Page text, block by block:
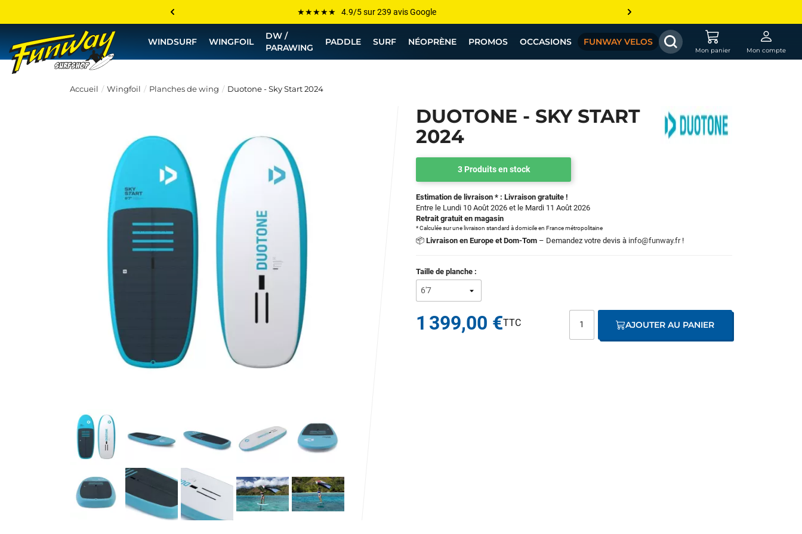
Les plus grandes marques sont chez Funway
Jusqu’à -75% de remise sur le windsurf, wingfoil, etc...
💰 Meilleur prix garanti — Moins cher ailleurs ? On s’aligne !
WINDSURF WINGFOIL
DW /
PARAWING
PADDLE SURF NÉOPRÈNE PROMOS OCCASIONS FUNWAY VELOS
Mon panier Mon compte
Accueil Wingfoil Planches de wing Duotone - Sky Start 2024
DUOTONE - SKY START
2024
3 Produits en stock
Estimation de livraison * : Livraison gratuite !
Entre le Lundi 10 Août 2026 et le Mardi 11 Août 2026
Retrait gratuit en magasin
* Calculée sur une livraison standard à domicile en France métropolitaine
📦 Livraison en Europe et Dom-Tom – Demandez votre devis à info@funway.fr!
Taille de planche :
1 399,00 € AJOUTER AU PANIER